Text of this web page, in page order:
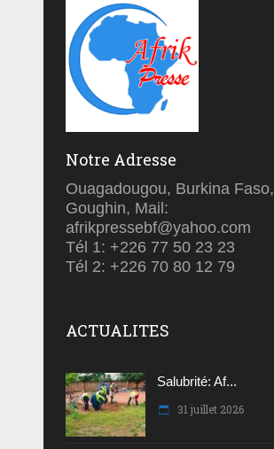
Notre Adresse
Ouagadougou, Burkina
Goughin, Mail:
afrikpressebf@yahoo.com
Tél 1: +226 77 50 23 23
Tél 2: +226 70 80 12 79
ACTUALITES
Salubrité: Af...
31 juillet 2026